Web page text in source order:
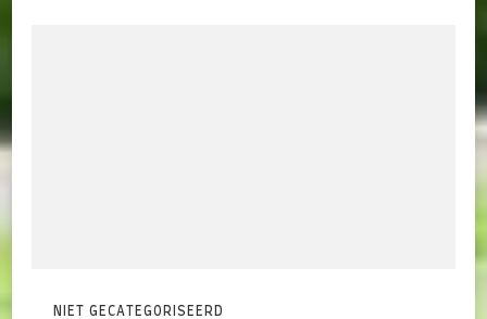
NIET GECATEGORISEERD